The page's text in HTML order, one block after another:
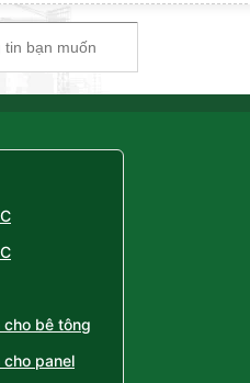
bê tông
panel